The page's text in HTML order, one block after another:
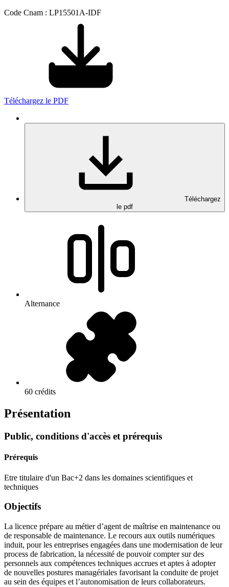
Code Cnam : LP15501A-IDF
Téléchargez le PDF
Téléchargez
le pdf
Alternance
60 crédits
Présentation
Public, conditions d'accès et prérequis
Prérequis
Etre titulaire d'un Bac+2 dans les domaines scientifiques et
techniques
Objectifs
La licence prépare au métier d’agent de maîtrise en maintenance ou
de responsable de maintenance. Le recours aux outils numériques
induit, pour les entreprises engagées dans une modernisation de leur
process de fabrication, la nécessité de pouvoir compter sur des
personnels aux compétences techniques accrues et aptes à adopter
de nouvelles postures managériales favorisant la conduite de projet
au sein des équipes et l’autonomisation de leurs collaborateurs.